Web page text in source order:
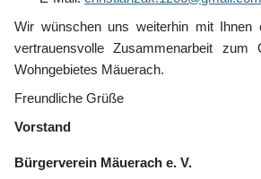
Wir wünschen uns weiterhin mit Ihnen
vertrauensvolle Zusammenarbeit zum
Wohngebietes Mäuerach.
Freundliche Grüße
Vorstand
Bürgerverein Mäuerach e. V.